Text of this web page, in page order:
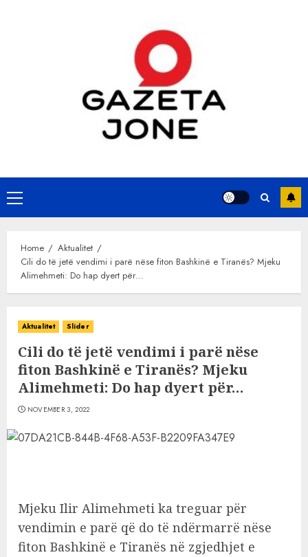
Primary
Menu
Home
Aktualitet
Cili do të jetë vendimi i parë nëse fiton Bashkinë e Tiranës? Mjeku
Alimehmeti: Do hap dyert për…
Aktualitet Slider
Cili do të jetë vendimi i parë nëse
fiton Bashkinë e Tiranës? Mjeku
Alimehmeti: Do hap dyert për…
NOVEMBER 3, 2022
Mjeku Ilir Alimehmeti ka treguar për
vendimin e parë që do të ndërmarrë nëse
fiton Bashkinë e Tiranës në zgjedhjet e